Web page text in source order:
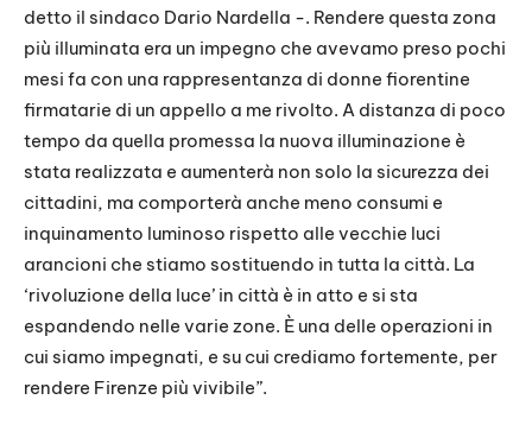
detto il sindaco Dario Nardella -. Rendere questa zona
più illuminata era un impegno che avevamo preso pochi
mesi fa con una rappresentanza di donne fiorentine
firmatarie di un appello a me rivolto. A distanza di poco
tempo da quella promessa la nuova illuminazione è
stata realizzata e aumenterà non solo la sicurezza dei
cittadini, ma comporterà anche meno consumi e
inquinamento luminoso rispetto alle vecchie luci
arancioni che stiamo sostituendo in tutta la città. La
‘rivoluzione della luce’ in città è in atto e si sta
espandendo nelle varie zone. È una delle operazioni in
cui siamo impegnati, e su cui crediamo fortemente, per
rendere Firenze più vivibile”.